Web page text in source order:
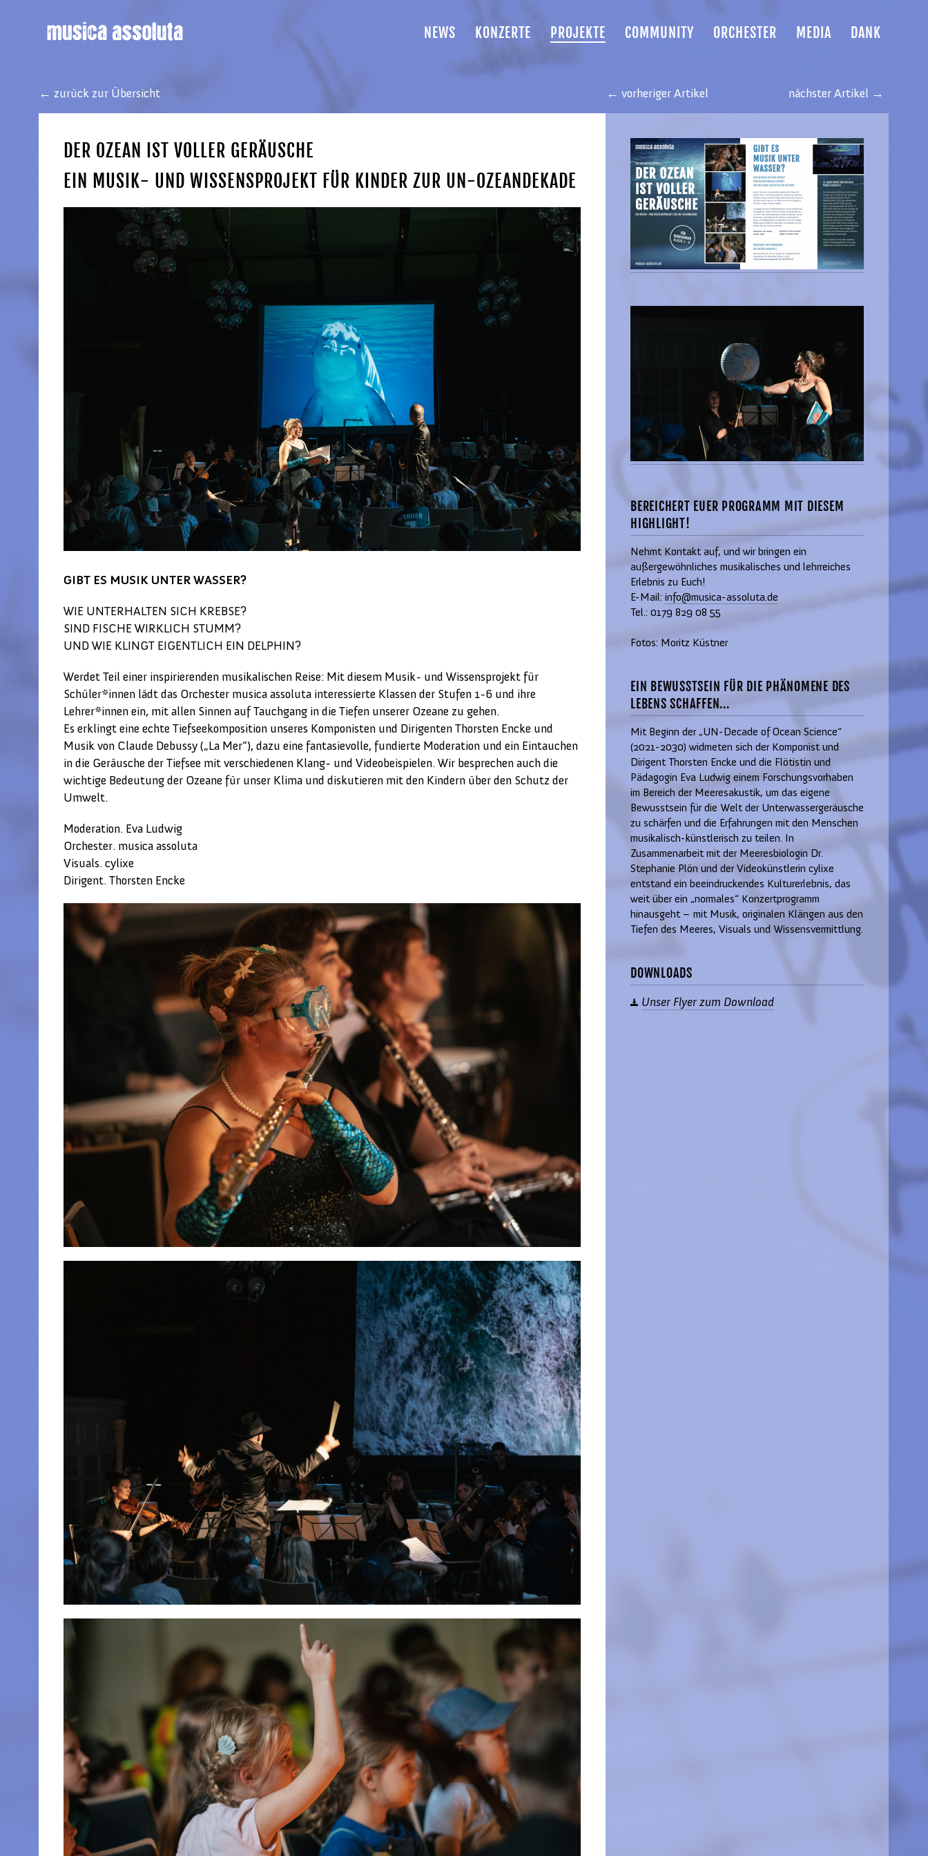
NEWS KONZERTE PROJEKTE COMMUNITY ORCHESTER MEDIA DANK
← zurück zur Übersicht ← vorheriger Artikel nächster Artikel →
DER OZEAN IST VOLLER GERÄUSCHE
EIN MUSIK- UND WISSENSPROJEKT FÜR KINDER ZUR UN-OZEANDEKADE
GIBT ES MUSIK UNTER WASSER?
WIE UNTERHALTEN SICH KREBSE?
SIND FISCHE WIRKLICH STUMM?
UND WIE KLINGT EIGENTLICH EIN DELPHIN?
Werdet Teil einer inspirierenden musikalischen Reise: Mit diesem Musik- und Wissensprojekt für
Schüler*innen lädt das Orchester musica assoluta interessierte Klassen der Stufen 1-6 und ihre
Lehrer*innen ein, mit allen Sinnen auf Tauchgang in die Tiefen unserer Ozeane zu gehen.
Es erklingt eine echte Tiefseekomposition unseres Komponisten und Dirigenten Thorsten Encke und
Musik von Claude Debussy („La Mer“), dazu eine fantasievolle, fundierte Moderation und ein Eintauchen
in die Geräusche der Tiefsee mit verschiedenen Klang- und Videobeispielen. Wir besprechen auch die
wichtige Bedeutung der Ozeane für unser Klima und diskutieren mit den Kindern über den Schutz der
Umwelt.
Moderation. Eva Ludwig
Orchester. musica assoluta
Visuals. cylixe
Dirigent. Thorsten Encke
BEREICHERT EUER PROGRAMM MIT DIESEM
HIGHLIGHT!
Nehmt Kontakt auf, und wir bringen ein
außergewöhnliches musikalisches und lehrreiches
Erlebnis zu Euch!
E-Mail: info@musica-assoluta.de
Tel.: 0179 829 08 55
Fotos: Moritz Küstner
EIN BEWUSSTSEIN FÜR DIE PHÄNOMENE DES
LEBENS SCHAFFEN...
Mit Beginn der „UN-Decade of Ocean Science“
(2021-2030) widmeten sich der Komponist und
Dirigent Thorsten Encke und die Flötistin und
Pädagogin Eva Ludwig einem Forschungsvorhaben
im Bereich der Meeresakustik, um das eigene
Bewusstsein für die Welt der Unterwassergeräusche
zu schärfen und die Erfahrungen mit den Menschen
musikalisch-künstlerisch zu teilen. In
Zusammenarbeit mit der Meeresbiologin Dr.
Stephanie Plön und der Videokünstlerin cylixe
entstand ein beeindruckendes Kulturerlebnis, das
weit über ein „normales“ Konzertprogramm
hinausgeht – mit Musik, originalen Klängen aus den
Tiefen des Meeres, Visuals und Wissensvermittlung.
DOWNLOADS
Unser Flyer zum Download